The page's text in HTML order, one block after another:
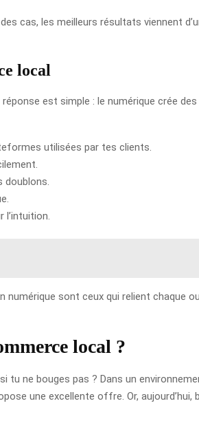
cas, les meilleurs résultats viennent
local
est simple : le numérique crée
utilisées par tes clients.
l’intuition.
sont ceux qui relient chaque
local ?
ne bouges pas ? Dans un
une excellente offre. Or,